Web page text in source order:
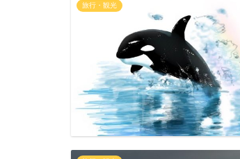
旅行・観光